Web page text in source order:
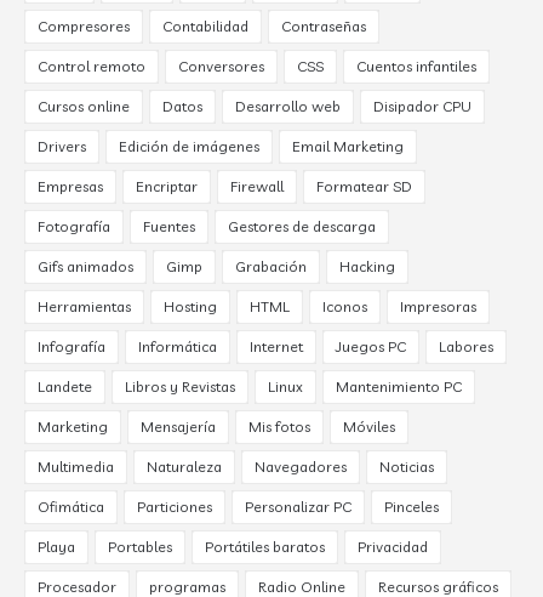
Compresores Contabilidad Contraseñas
Control remoto Conversores CSS Cuentos infantiles
Cursos online Datos Desarrollo web Disipador CPU
Drivers Edición de imágenes Email Marketing
Empresas Encriptar Firewall Formatear SD
Fotografía Fuentes Gestores de descarga
Gifs animados Gimp Grabación Hacking
Herramientas Hosting HTML Iconos Impresoras
Infografía Informática Internet Juegos PC Labores
Landete Libros y Revistas Linux Mantenimiento PC
Marketing Mensajería Mis fotos Móviles
Multimedia Naturaleza Navegadores Noticias
Ofimática Particiones Personalizar PC Pinceles
Playa Portables Portátiles baratos Privacidad
Procesador programas Radio Online Recursos gráficos